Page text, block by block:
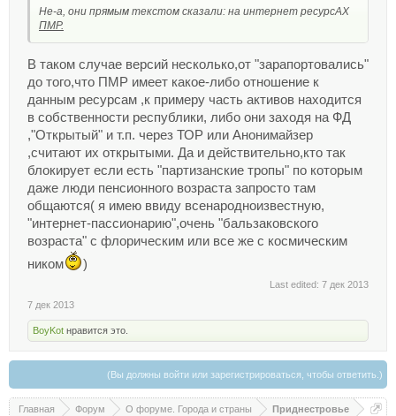
Не-а, они прямым текстом сказали: на интернет ресурсАХ
ПМР.
В таком случае версий несколько,от "зарапортовались"
до того,что ПМР имеет какое-либо отношение к
данным ресурсам ,к примеру часть активов находится
в собственности республики, либо они заходя на ФД
,"Открытый" и т.п. через ТОР или Анонимайзер
,считают их открытыми. Да и действительно,кто так
блокирует если есть "партизанские тропы" по которым
даже люди пенсионного возраста запросто там
общаются( я имею ввиду всенародноизвестную,
"интернет-пассионарию",очень "бальзаковского
возраста" с флорическим или все же с космическим
ником
)
Last edited: 7 дек 2013
7 дек 2013
BoyKot нравится это.
(Вы должны войти или зарегистрироваться, чтобы ответить.)
Главная Форум О форуме. Города и страны Приднестровье